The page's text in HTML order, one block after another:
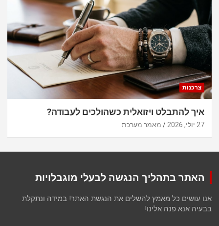
צרכנות
איך להתבלט ויזואלית כשהולכים לעבודה?
27 יולי, 2026 מאמר מערכת
האתר בתהליך הנגשה לבעלי מוגבלויות
אנו עושים כל מאמץ להשלים את הנגשת האתר! במידה ונתקלת
בבעיה אנא פנה אלינו!